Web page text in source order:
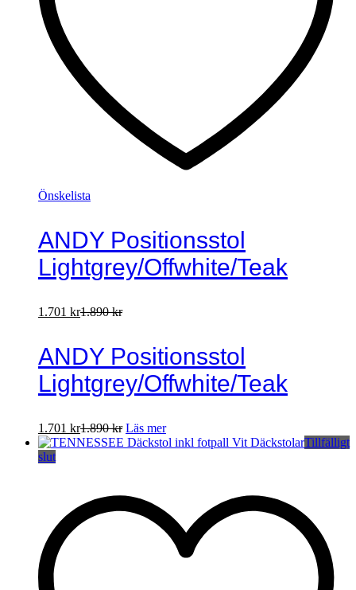
Önskelista
ANDY Positionsstol
Lightgrey/Offwhite/Teak
1.701 kr1.890kr
ANDY Positionsstol
Lightgrey/Offwhite/Teak
1.701 kr1.890kr Läs mer
Tillfälligt
slut